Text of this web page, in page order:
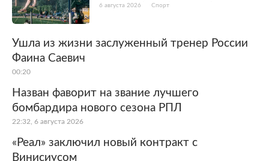
6 августа 2026 Спорт
Ушла из жизни заслуженный тренер России
Фаина Саевич
00:20
Назван фаворит на звание лучшего
бомбардира нового сезона РПЛ
22:32, 6 августа 2026
«Реал» заключил новый контракт с
Винисиусом